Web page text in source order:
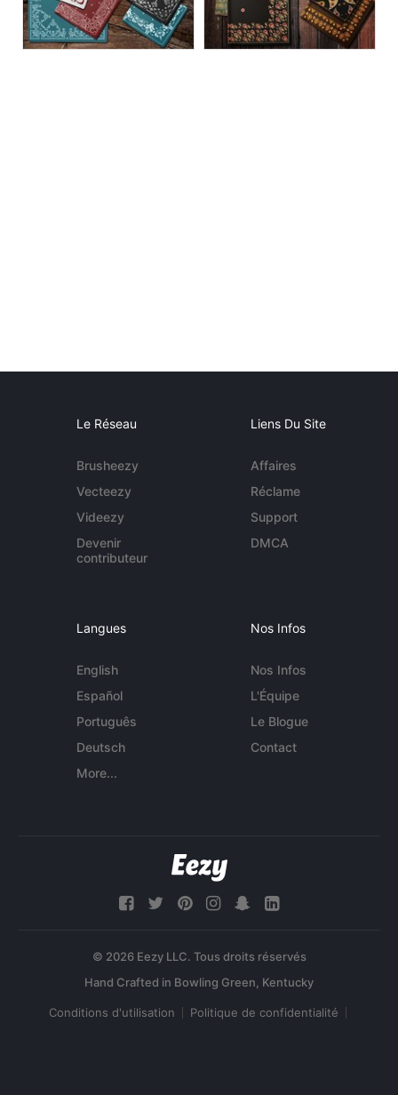
Le Réseau
Brusheezy
Vecteezy
Videezy
Devenir
contributeur
Liens Du Site
Affaires
Réclame
Support
DMCA
Langues
English
Español
Português
Deutsch
More...
Nos Infos
Nos Infos
L'Équipe
Le Blogue
Contact
© 2026 Eezy LLC. Tous droits réservés
Conditions d'utilisation Politique de confidentialité